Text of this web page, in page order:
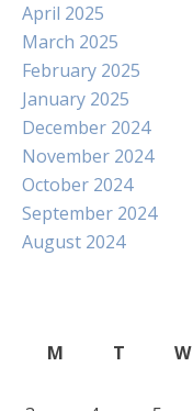
April 2025
March 2025
February 2025
January 2025
December 2024
November 2024
October 2024
September 2024
August 2024
M
T W